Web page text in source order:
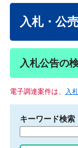
入札・公
入札公告の
電子調達案件は、 入
キーワード検索